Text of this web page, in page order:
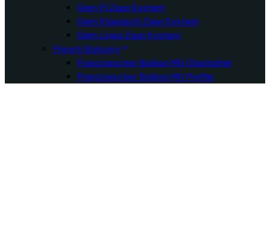
Gem Pi Zaun System
Gem Klassisch Zaun System
Gem Linea Zaun System
French Balcony
Französischer Balkon Mit Glashalter
Französischer Balkon Mit Profile